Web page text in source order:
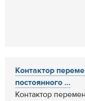
Контактор
постоянного ...
Контактор